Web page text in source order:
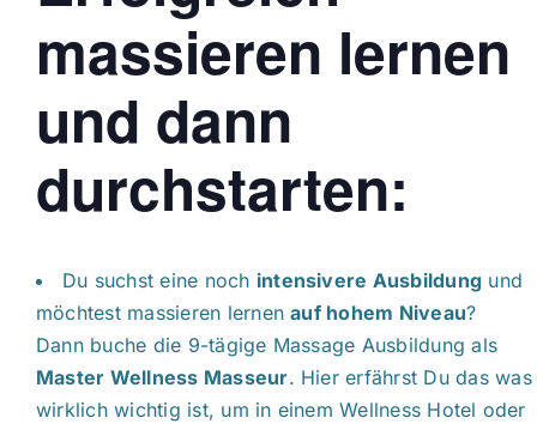
massieren lernen
und dann
durchstarten:
Du suchst eine noch intensivere Ausbildung und
möchtest massieren lernenauf hohem Niveau?
Dann buche die 9-tägige Massage Ausbildung als
Master Wellness Masseur. Hier erfährst Du das was
wirklich wichtig ist, um in einem Wellness Hotel oder